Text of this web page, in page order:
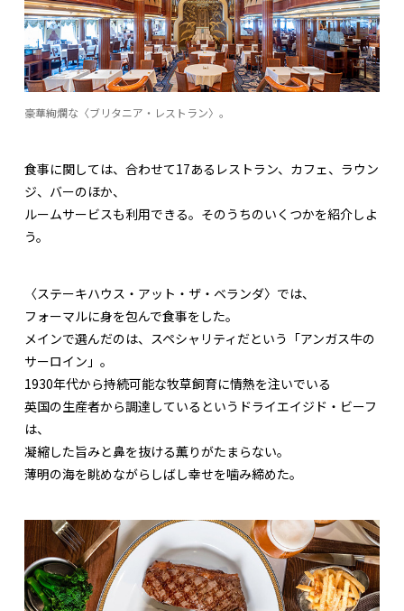
豪華絢爛な〈ブリタニア・レストラン〉。
食事に関しては、合わせて17あるレストラン、カフェ、ラウン
ジ、バーのほか、
ルームサービスも利用できる。そのうちのいくつかを紹介しよ
う。
〈ステーキハウス・アット・ザ・ベランダ〉では、
フォーマルに身を包んで食事をした。
メインで選んだのは、スペシャリティだという「アンガス牛の
サーロイン」。
1930年代から持続可能な牧草飼育に情熱を注いでいる
英国の生産者から調達しているというドライエイジド・ビーフ
は、
凝縮した旨みと鼻を抜ける薫りがたまらない。
薄明の海を眺めながらしばし幸せを噛み締めた。